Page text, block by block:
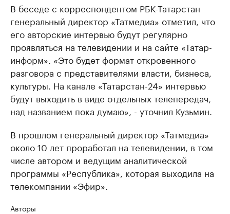
В беседе с корреспондентом РБК-Татарстан
генеральный директор «Татмедиа» отметил, что
его авторские интервью будут регулярно
проявляться на телевидении и на сайте «Татар-
информ». «Это будет формат откровенного
разговора с представителями власти, бизнеса,
культуры. На канале «Татарстан-24» интервью
будут выходить в виде отдельных телепередач,
над названием пока думаю», - уточнил Кузьмин.
В прошлом генеральный директор «Татмедиа»
около 10 лет проработал на телевидении, в том
числе автором и ведущим аналитической
программы «Республика», которая выходила на
телекомпании «Эфир».
Авторы